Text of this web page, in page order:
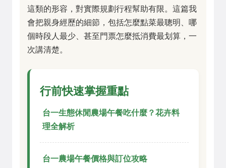
這類的形容，對實際規劃行程幫助有限。這篇我
會把親身經歷的細節，包括怎麼點菜最聰明、哪
個時段人最少、甚至門票怎麼抵消費最划算，一
次講清楚。
行前快速掌握重點
台一生態休閒農場午餐吃什麼？花卉料
理全解析
台一農場午餐價格與訂位攻略